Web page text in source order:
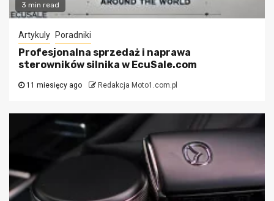
3 min read
Artykuly Poradniki
Profesjonalna sprzedaż i naprawa
sterowników silnika w EcuSale.com
11 miesięcy ago Redakcja Moto1.com.pl